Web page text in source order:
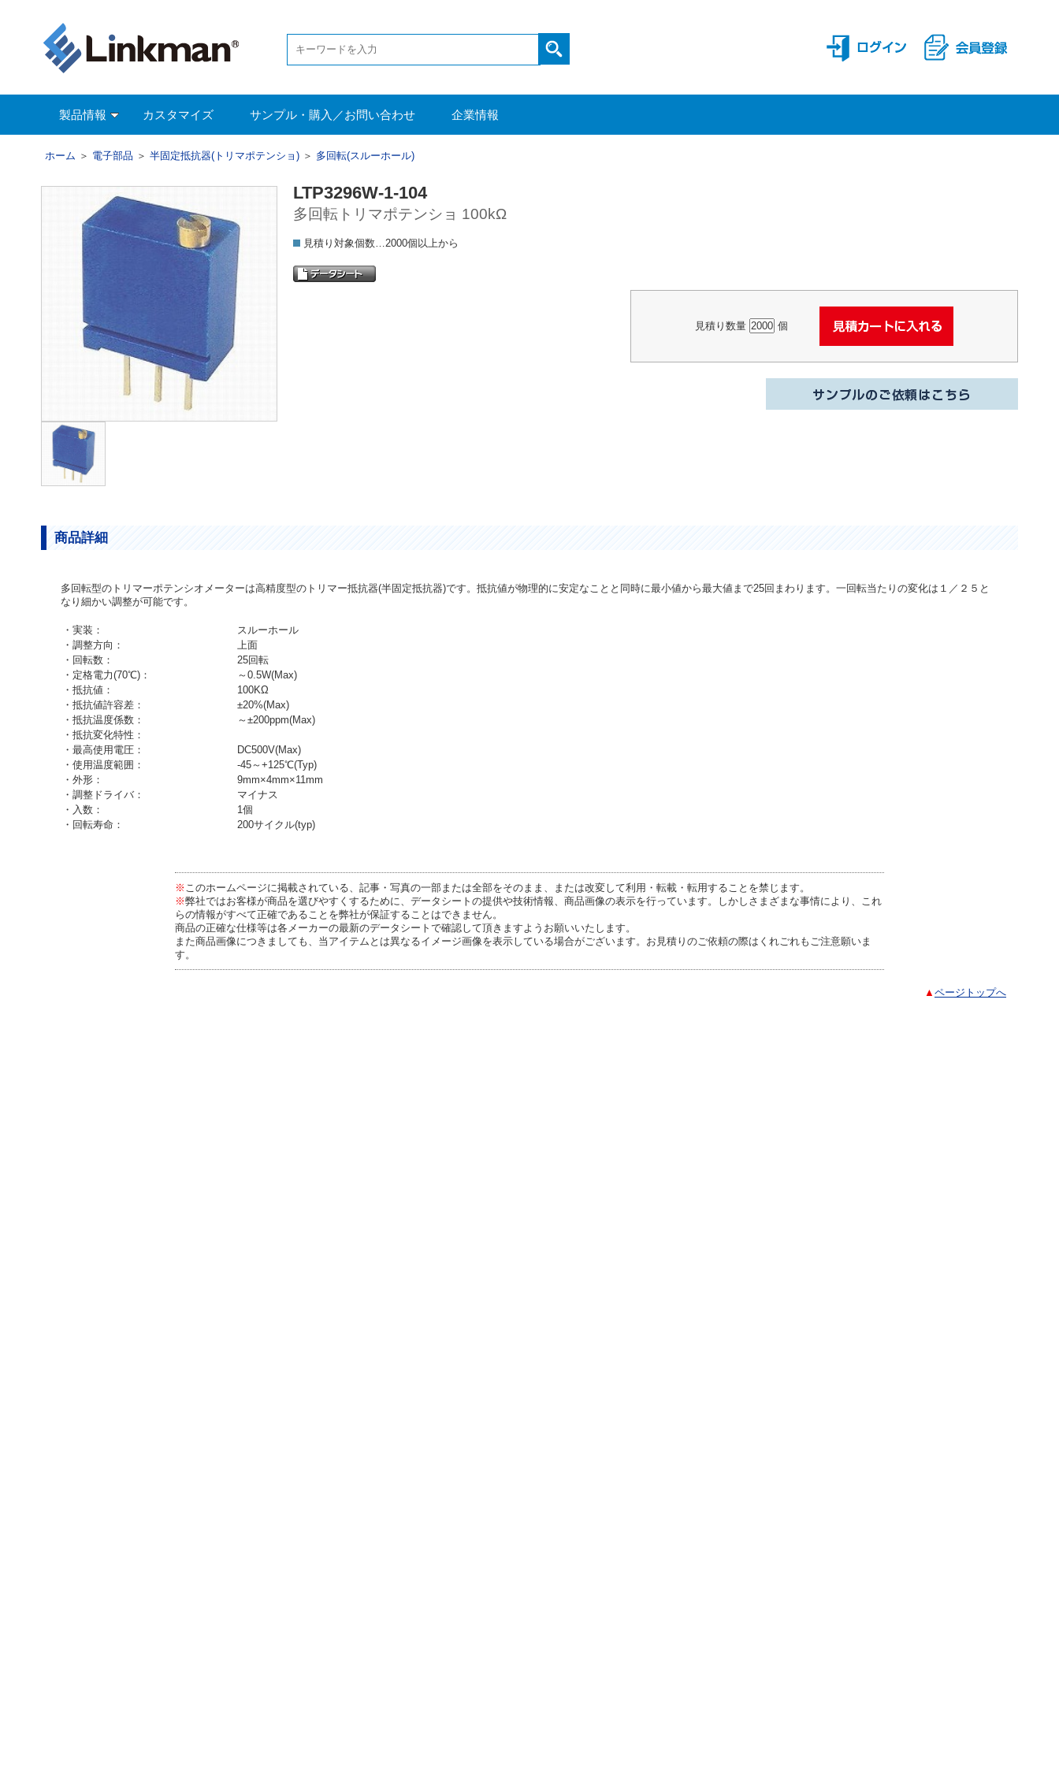
製品情報 カスタマイズ サンプル・購入／お問い合わせ 企業情報
ホーム ＞ 電子部品 ＞ 半固定抵抗器(トリマポテンショ) ＞ 多回転(スルーホール)
LTP3296W-1-104
多回転トリマポテンショ 100kΩ
見積り対象個数…2000個以上から
見積り数量 個
商品詳細
多回転型のトリマーポテンシオメーターは高精度型のトリマー抵抗器(半固定抵抗器)です。抵抗値が物理的に安定なことと同時に最小値から最大値まで25回まわります。一回転当たりの変化は１／２５と
なり細かい調整が可能です。
・実装：
スルーホール
・調整方向：
上面
・回転数：
25回転
・定格電力(70℃)：
～0.5W(Max)
・抵抗値：
100KΩ
・抵抗値許容差：
±20%(Max)
・抵抗温度係数：
～±200ppm(Max)
・抵抗変化特性：
・最高使用電圧：
DC500V(Max)
・使用温度範囲：
-45～+125℃(Typ)
・外形：
9mm×4mm×11mm
・調整ドライバ：
マイナス
・入数：
1個
・回転寿命：
200サイクル(typ)
※ このホームページに掲載されている、記事・写真の一部または全部をそのまま、または改変して利用・転載・転用することを禁じます。
※弊社ではお客様が商品を選びやすくするために、データシートの提供や技術情報、商品画像の表示を行っています。しかしさまざまな事情により、これ
らの情報がすべて正確であることを弊社が保証することはできません。
商品の正確な仕様等は各メーカーの最新のデータシートで確認して頂きますようお願いいたします。
また商品画像につきましても、当アイテムとは異なるイメージ画像を表示している場合がございます。お見積りのご依頼の際はくれごれもご注意願いま
す。
▲ ページトップへ